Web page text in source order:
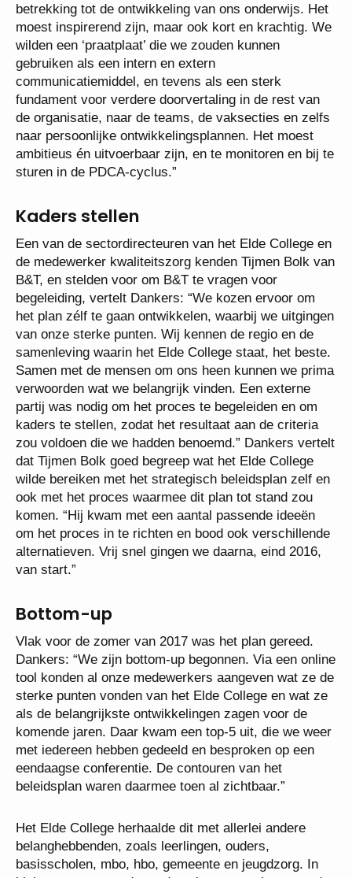
betrekking tot de ontwikkeling van ons onderwijs. Het
moest inspirerend zijn, maar ook kort en krachtig. We
wilden een ‘praatplaat’ die we zouden kunnen
gebruiken als een intern en extern
communicatiemiddel, en tevens als een sterk
fundament voor verdere doorvertaling in de rest van
de organisatie, naar de teams, de vaksecties en zelfs
naar persoonlijke ontwikkelingsplannen. Het moest
ambitieus én uitvoerbaar zijn, en te monitoren en bij te
sturen in de PDCA-cyclus.”
Kaders stellen
Een van de sectordirecteuren van het Elde College en
de medewerker kwaliteitszorg kenden Tijmen Bolk van
B&T, en stelden voor om B&T te vragen voor
begeleiding, vertelt Dankers: “We kozen ervoor om
het plan zélf te gaan ontwikkelen, waarbij we uitgingen
van onze sterke punten. Wij kennen de regio en de
samenleving waarin het Elde College staat, het beste.
Samen met de mensen om ons heen kunnen we prima
verwoorden wat we belangrijk vinden. Een externe
partij was nodig om het proces te begeleiden en om
kaders te stellen, zodat het resultaat aan de criteria
zou voldoen die we hadden benoemd.” Dankers vertelt
dat Tijmen Bolk goed begreep wat het Elde College
wilde bereiken met het strategisch beleidsplan zelf en
ook met het proces waarmee dit plan tot stand zou
komen. “Hij kwam met een aantal passende ideeën
om het proces in te richten en bood ook verschillende
alternatieven. Vrij snel gingen we daarna, eind 2016,
van start.”
Bottom-up
Vlak voor de zomer van 2017 was het plan gereed.
Dankers: “We zijn bottom-up begonnen. Via een online
tool konden al onze medewerkers aangeven wat ze de
sterke punten vonden van het Elde College en wat ze
als de belangrijkste ontwikkelingen zagen voor de
komende jaren. Daar kwam een top-5 uit, die we weer
met iedereen hebben gedeeld en besproken op een
eendaagse conferentie. De contouren van het
beleidsplan waren daarmee toen al zichtbaar.”
Het Elde College herhaalde dit met allerlei andere
belanghebbenden, zoals leerlingen, ouders,
basisscholen, mbo, hbo, gemeente en jeugdzorg. In